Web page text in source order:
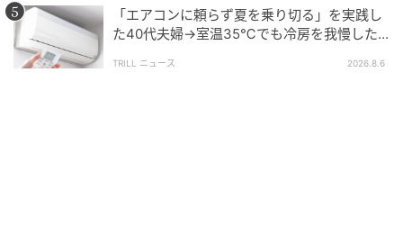
不動産に特化したフリーランスライター兼コンテン
ツディレクター。不動産業界歴15年以上。宅地建物
取引士、マンション管理士、2級ファイナンシャル・
プランニング技能士、管理業務主任者、賃貸不動産
「エアコンに頼らず夏を乗り切る」を実践し
た40代夫婦→室温35℃でも冷房を我慢した
TRILL ニュース 2026.8.6